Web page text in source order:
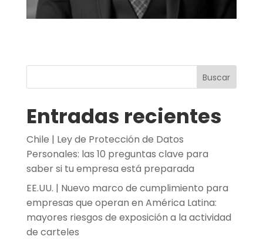
Buscar
Entradas recientes
Chile | Ley de Protección de Datos
Personales: las 10 preguntas clave para
saber si tu empresa está preparada
EE.UU. | Nuevo marco de cumplimiento para
empresas que operan en América Latina:
mayores riesgos de exposición a la actividad
de carteles